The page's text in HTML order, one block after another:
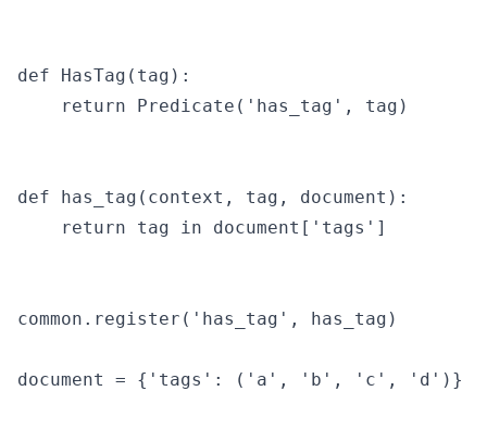
def HasTag(tag):
    return Predicate('has_tag', tag)
def has_tag(context, tag, document):
    return tag in document['tags']
common.register('has_tag', has_tag)
document = {'tags': ('a', 'b', 'c', 'd')}